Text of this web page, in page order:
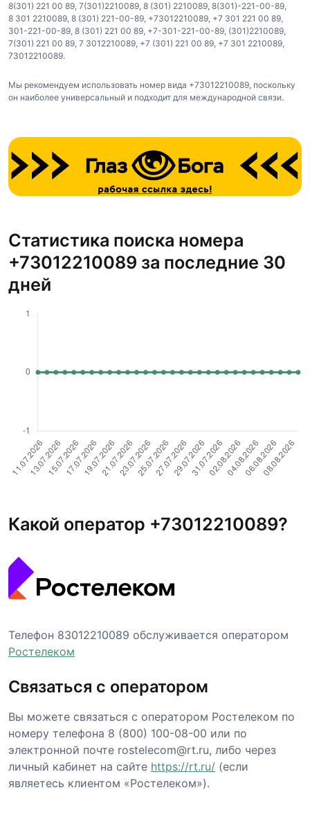
8(301) 221 00 89, 7(301)2210089, 8 (301) 2210089, 8(301)-221-00-89,
8 301 2210089, 8 (301) 221-00-89, +73012210089, +7 301 221 00 89,
301-221-00-89, 8 (301) 221 00 89, +7-301-221-00-89, (301)2210089,
7(301) 221 00 89, 7 3012210089, +7 (301) 221 00 89, +7 301 2210089,
73012210089.
Мы рекомендуем использовать номер вида +73012210089, поскольку
он наиболее универсальный и подходит для международной связи.
Статистика поиска номера
+73012210089 за последние 30
дней
Какой оператор +73012210089?
Телефон 83012210089 обслуживается оператором
Ростелеком
Связаться с оператором
Вы можете связаться с оператором Ростелеком по
номеру телефона 8 (800) 100-08-00 или по
электронной почте rostelecom@rt.ru, либо через
личный кабинет на сайте https://rt.ru/ (если
являетесь клиентом «Ростелеком»).